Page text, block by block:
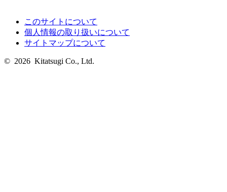
このサイトについて
個人情報の取り扱いについて
サイトマップについて
© 2026 Kitatsugi Co., Ltd.